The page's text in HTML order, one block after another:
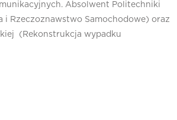
Absolwent Politechniki
i Rzeczoznawstwo Samochodowe) oraz
(Rekonstrukcja wypadku